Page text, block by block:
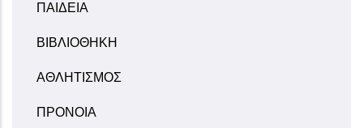
ΠΑΙΔΕΙΑ
ΒΙΒΛΙΟΘΗΚΗ
ΑΘΛΗΤΙΣΜΟΣ
ΠΡΟΝΟΙΑ